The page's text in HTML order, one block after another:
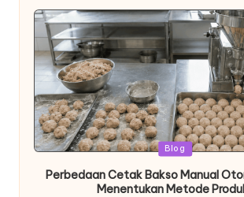
Posted
Blog
Perbedaan Cetak Bakso Manual
Menentukan Metode